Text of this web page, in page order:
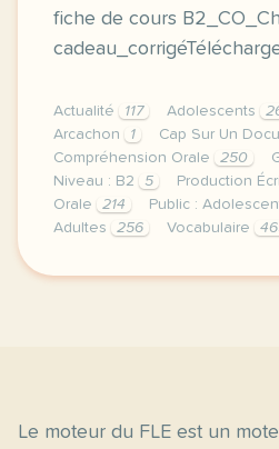
fiche de cours
Actualité 117 Adolescents
Arcachon
1 Cap Sur Un
Compréhension Orale
250
Niveau : B2
5 Production
Orale
214 Public :
Adultes
256 Vocabulaire
duree 45 minutes
Le moteur du FLE est un